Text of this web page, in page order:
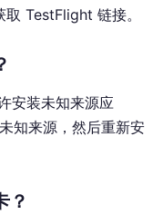
TestFlight 链接。
安装未知来源应
知来源，然后重新安
？